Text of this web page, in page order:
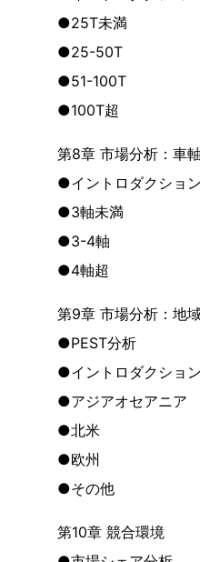
●25T未満
●25-50T
●51-100T
●100T超
第8章 市場分析：車
●イントロダクション
●3軸未満
●3-4軸
●4軸超
第9章 市場分析：地
●PEST分析
●イントロダクション
●アジアオセアニア
●北米
●欧州
●その他
第10章 競合環境